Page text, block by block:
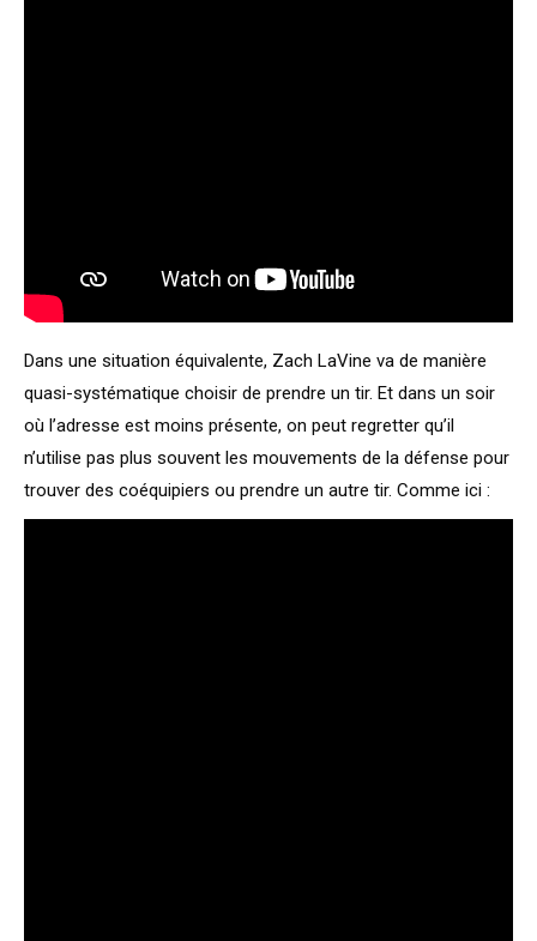
Dans une situation équivalente, Zach LaVine va de manière
quasi-systématique choisir de prendre un tir. Et dans un soir
où l’adresse est moins présente, on peut regretter qu’il
n’utilise pas plus souvent les mouvements de la défense pour
trouver des coéquipiers ou prendre un autre tir. Comme ici :